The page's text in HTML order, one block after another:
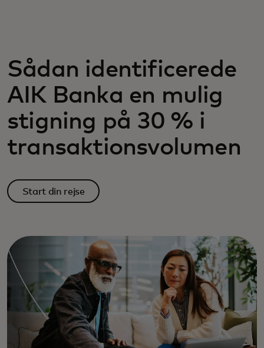
Til virksomheder
Til hele verden
Til innovatører
Nyheder og trends
Sådan identificerede
AIK Banka en mulig
stigning på 30 % i
transaktionsvolumen
Start din rejse